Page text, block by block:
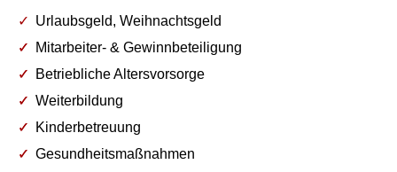
Urlaubsgeld, Weihnachtsgeld
Mitarbeiter- & Gewinnbeteiligung
Betriebliche Altersvorsorge
Weiterbildung
Kinderbetreuung
Gesundheitsmaßnahmen